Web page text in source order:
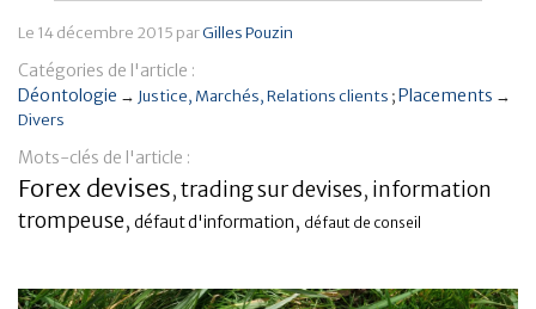
Le 14 décembre 2015 parGilles Pouzin
Catégories de l'article :
Déontologie → Justice Marchés Relations clients Placements →
Divers
Mots-clés de l'article :
Forex devises, trading sur devises, information
trompeuse, défaut d'information, défaut de conseil